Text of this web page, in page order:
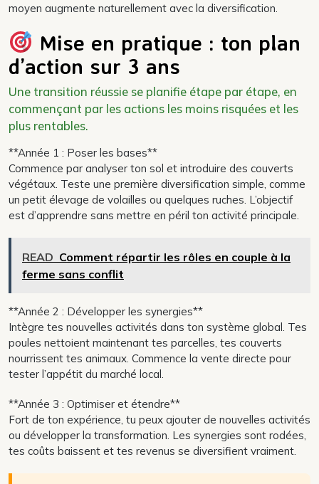
moyen augmente naturellement avec la diversification.
Mise en pratique : ton plan
d’action sur 3 ans
Une transition réussie se planifie étape par étape, en
commençant par les actions les moins risquées et les
plus rentables.
**Année 1 : Poser les bases**
Commence par analyser ton sol et introduire des couverts
végétaux. Teste une première diversification simple, comme
un petit élevage de volailles ou quelques ruches. L’objectif
est d’apprendre sans mettre en péril ton activité principale.
READ Comment répartir les rôles en couple à la
ferme sans conflit
**Année 2 : Développer les synergies**
Intègre tes nouvelles activités dans ton système global. Tes
poules nettoient maintenant tes parcelles, tes couverts
nourrissent tes animaux. Commence la vente directe pour
tester l’appétit du marché local.
**Année 3 : Optimiser et étendre**
Fort de ton expérience, tu peux ajouter de nouvelles activités
ou développer la transformation. Les synergies sont rodées,
tes coûts baissent et tes revenus se diversifient vraiment.